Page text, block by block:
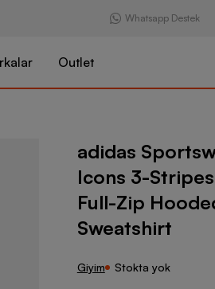
Whatsapp Destek
Outlet
adidas Sportswear Future Icons 3-
adidas
Icons 3-
Full-Zip
Sweatshirt
Giyim Stokta yok